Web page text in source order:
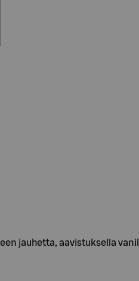
jauhetta, aavistuksella